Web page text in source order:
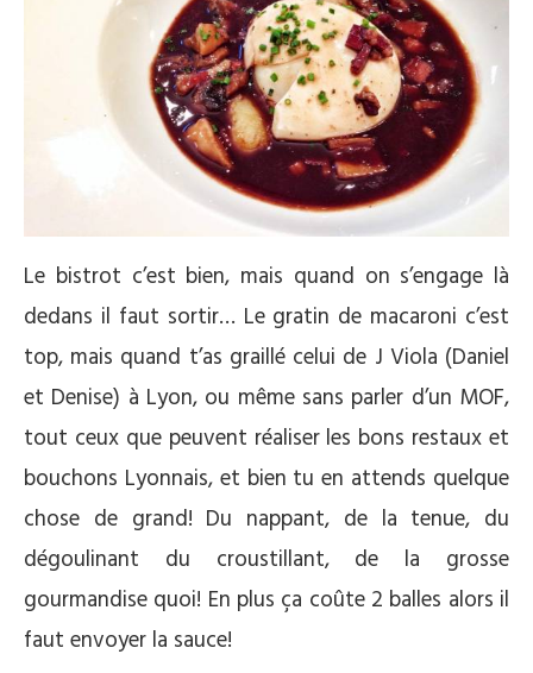
Le bistrot c’est bien, mais quand on s’engage là
dedans il faut sortir… Le gratin de macaroni c’est
top, mais quand t’as graillé celui de J Viola (Daniel
et Denise) à Lyon, ou même sans parler d’un MOF,
tout ceux que peuvent réaliser les bons restaux et
bouchons Lyonnais, et bien tu en attends quelque
chose de grand! Du nappant, de la tenue, du
dégoulinant du croustillant, de la grosse
gourmandise quoi! En plus ça coûte 2 balles alors il
faut envoyer la sauce!